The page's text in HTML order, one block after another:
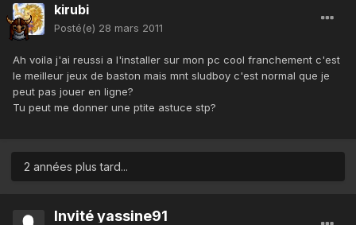
kirubi
Posté(e) 28 mars 2011
Ah voila j'ai reussi a l'installer sur mon pc cool franchement c'est
le meilleur jeux de baston mais mnt sludboy c'est normal que je
peut pas jouer en ligne?
Tu peut me donner une ptite astuce stp?
2 années plus tard...
Invité yassine91